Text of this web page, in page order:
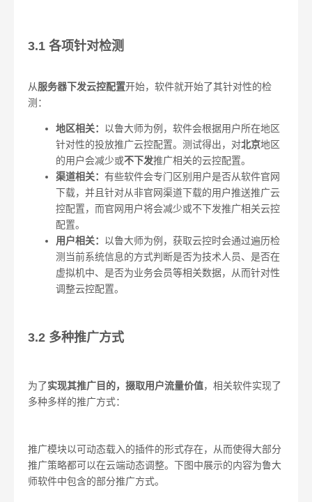
3.1 各项针对检测
从服务器下发云控配置开始，软件就开始了其针对性的检
测：
地区相关： 以鲁大师为例，软件会根据用户所在地区
针对性的投放推广云控配置。测试得出，对北京地区
的用户会减少或不下发推广相关的云控配置。
渠道相关： 有些软件会专门区别用户是否从软件官网
下载，并且针对从非官网渠道下载的用户推送推广云
控配置，而官网用户将会减少或不下发推广相关云控
配置。
用户相关： 以鲁大师为例，获取云控时会通过遍历检
测当前系统信息的方式判断是否为技术人员、是否在
虚拟机中、是否为业务会员等相关数据，从而针对性
调整云控配置。
3.2 多种推广方式
为了实现其推广目的，掇取用户流量价值，相关软件实现了
多种多样的推广方式：
推广模块以可动态载入的插件的形式存在，从而使得大部分
推广策略都可以在云端动态调整。下图中展示的内容为鲁大
师软件中包含的部分推广方式。